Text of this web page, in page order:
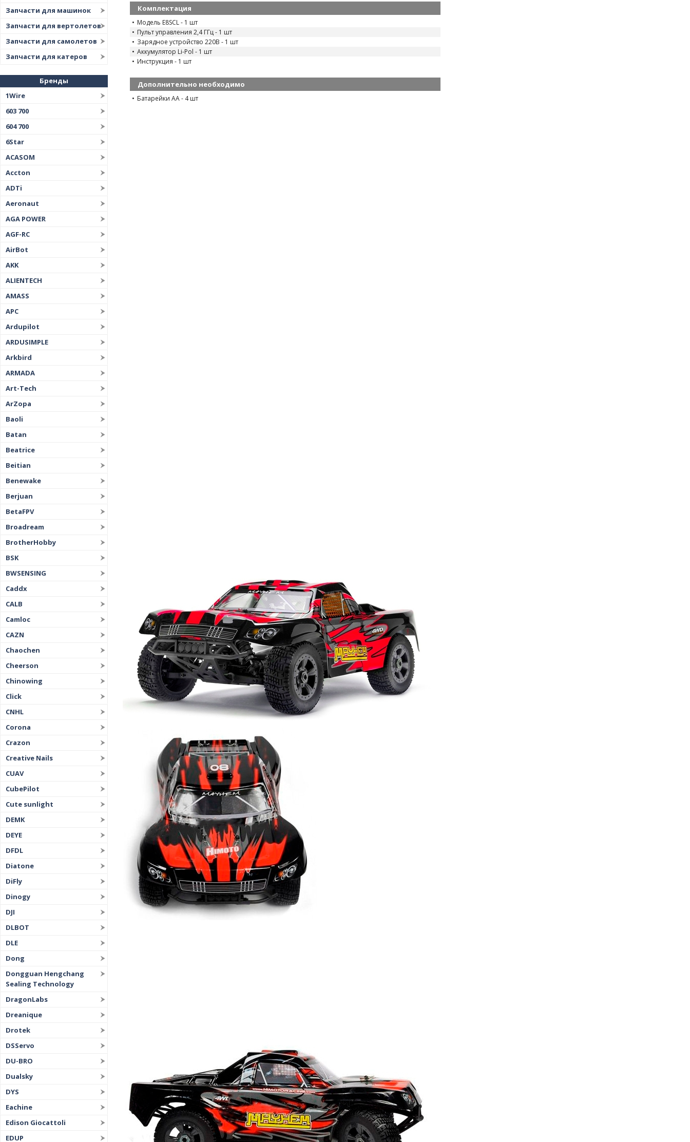
Запчасти для машинок
Запчасти для вертолетов
Запчасти для самолетов
Запчасти для катеров
Бренды
1Wire
603 700
604 700
6Star
ACASOM
Accton
ADTi
Aeronaut
AGA POWER
AGF-RC
AirBot
AKK
ALIENTECH
AMASS
APC
Ardupilot
ARDUSIMPLE
Arkbird
ARMADA
Art-Tech
ArZopa
Baoli
Batan
Beatrice
Beitian
Benewake
Berjuan
BetaFPV
Broadream
BrotherHobby
BSK
BWSENSING
Caddx
CALB
Camloc
CAZN
Chaochen
Cheerson
Chinowing
Click
CNHL
Corona
Crazon
Creative Nails
CUAV
CubePilot
Cute sunlight
DEMK
DEYE
DFDL
Diatone
DiFly
Dinogy
DJI
DLBOT
DLE
Dong
Dongguan Hengchang
Sealing Technology
DragonLabs
Dreanique
Drotek
DSServo
DU-BRO
Dualsky
DYS
Eachine
Edison Giocattoli
EDUP
Комплектация
Модель E8SCL - 1 шт
Пульт управления 2,4 ГГц - 1 шт
Зарядное устройство 220В - 1 шт
Аккумулятор Li-Pol - 1 шт
Инструкция - 1 шт
Дополнительно необходимо
Батарейки AA - 4 шт